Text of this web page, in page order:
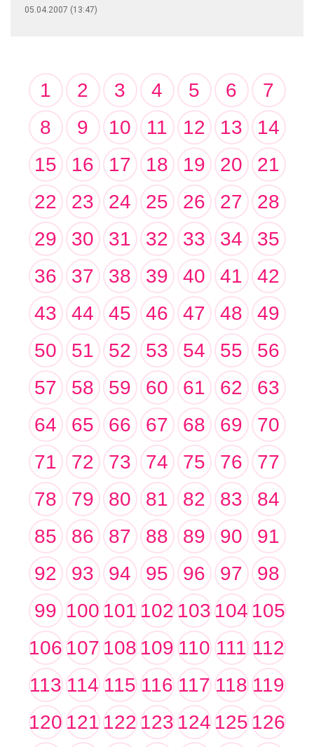
05.04.2007 (13:47)
1 2 3 4 5 6
7
8
9 10 11 12 13
14
15
16 17 18 19 20
21
22
23 24 25 26 27
28
29
30 31 32 33 34
35
36
37 38 39 40 41
42
43
44 45 46 47 48
49
50
51 52 53 54 55
56
57
58 59 60 61 62
63
64
65 66 67 68 69
70
71
72 73 74 75 76
77
78
79 80 81 82 83
84
85
86 87 88 89 90
91
92
93 94 95 96 97
98
99 100101102103104105
106107108109110 111 112
113 114 115 116 117 118 119
120121122123124125126